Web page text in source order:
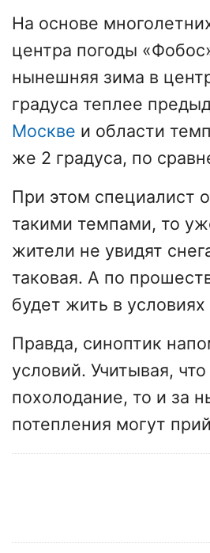
На основе
центра погоды
нынешняя зима в
градуса теплее
Москве и области
же 2 градуса, по
При этом специалист
такими темпами, то
жители не увидят
таковая. А по
будет жить в
Правда, синоптик
условий. Учитывая,
похолодание, то и за
потепления могут